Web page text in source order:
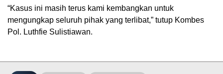
“Kasus ini masih terus kami kembangkan untuk
mengungkap seluruh pihak yang terlibat,” tutup Kombes
Pol. Luthfie Sulistiawan.